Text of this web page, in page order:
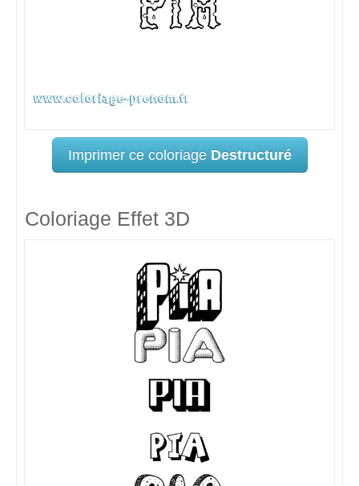
Imprimer ce coloriage Destructuré
Coloriage Effet 3D